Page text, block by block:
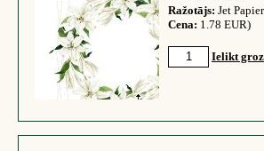
Ražotājs: Jet
Cena: 1.78 EUR)
Ielikt